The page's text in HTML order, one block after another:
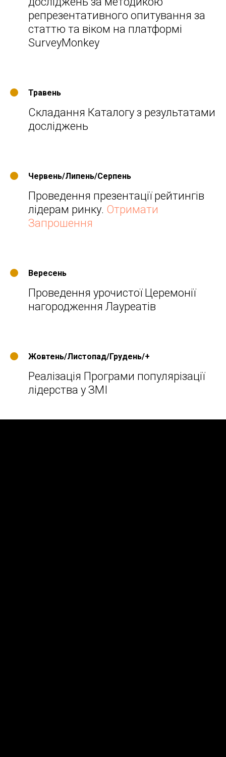
репрезентативного опитування за
статтю та віком на платформі
SurveyMonkеy
Травень
Складання Каталогу з результатами
досліджень
Червень/Липень/Серпень
Проведення презентації рейтингів
лідерам ринку. Отримати
Запрошення
Вересень
Проведення урочистої Церемонії
нагородження Лауреатів
Жовтень/Листопад/Грудень/+
Реалізація Програми популярізації
лідерства у ЗМІ